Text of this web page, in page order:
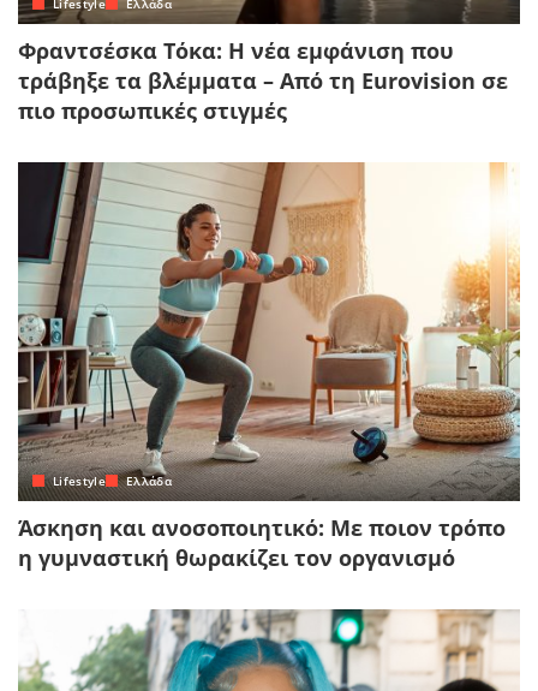
Lifestyle Ελλάδα
Φραντσέσκα Τόκα: Η νέα εμφάνιση που
τράβηξε τα βλέμματα – Από τη Eurovision σε
πιο προσωπικές στιγμές
Lifestyle Ελλάδα
Άσκηση και ανοσοποιητικό: Με ποιον τρόπο
η γυμναστική θωρακίζει τον οργανισμό